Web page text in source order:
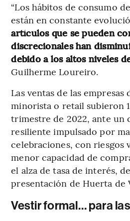
“Los hábitos de consumo
están en constante
artículos que se pueden
discrecionales han
debido a los altos niveles
Guilherme Loureiro.
Las ventas de las empresas
minorista o retail subieron
trimestre de 2022, ante un
resiliente impulsado por
celebraciones, con riesgos
menor capacidad de
el alza de tasa de interés,
presentación de Huerta de
Vestir formal… para